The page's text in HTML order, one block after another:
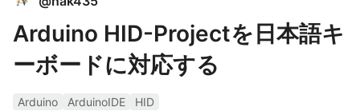
Arduino HID-Projectを日本語キ
ーボードに対応する
Arduino ArduinoIDE
HID